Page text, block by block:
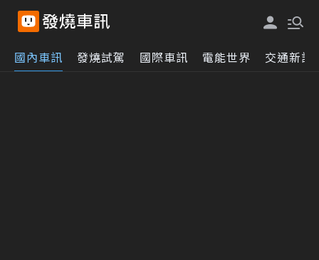
國內車訊 發燒試駕 國際車訊 電能世界 交通新訊